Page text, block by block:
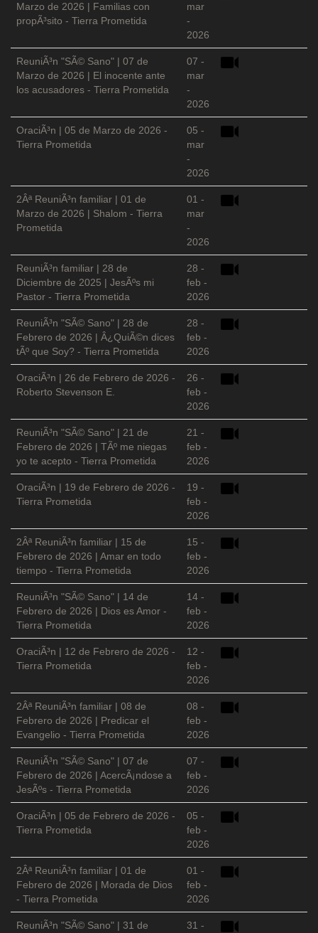
Marzo de 2026 | Familias con
propÃ³sito - Tierra Prometida
mar
-
2026
ReuniÃ³n "SÃ© Sano" | 07 de
Marzo de 2026 | El inocente ante
los acusadores - Tierra Prometida
07 -
mar
-
2026
OraciÃ³n | 05 de Marzo de 2026 -
Tierra Prometida
05 -
mar
-
2026
2Âª ReuniÃ³n familiar | 01 de
Marzo de 2026 | Shalom - Tierra
Prometida
01 -
mar
-
2026
ReuniÃ³n familiar | 28 de
Diciembre de 2025 | JesÃºs mi
Pastor - Tierra Prometida
28 -
feb -
2026
ReuniÃ³n "SÃ© Sano" | 28 de
Febrero de 2026 | Â¿QuiÃ©n dices
tÃº que Soy? - Tierra Prometida
28 -
feb -
2026
OraciÃ³n | 26 de Febrero de 2026 -
Roberto Stevenson E.
26 -
feb -
2026
ReuniÃ³n "SÃ© Sano" | 21 de
Febrero de 2026 | TÃº me niegas
yo te acepto - Tierra Prometida
21 -
feb -
2026
OraciÃ³n | 19 de Febrero de 2026 -
Tierra Prometida
19 -
feb -
2026
2Âª ReuniÃ³n familiar | 15 de
Febrero de 2026 | Amar en todo
tiempo - Tierra Prometida
15 -
feb -
2026
ReuniÃ³n "SÃ© Sano" | 14 de
Febrero de 2026 | Dios es Amor -
Tierra Prometida
14 -
feb -
2026
OraciÃ³n | 12 de Febrero de 2026 -
Tierra Prometida
12 -
feb -
2026
2Âª ReuniÃ³n familiar | 08 de
Febrero de 2026 | Predicar el
Evangelio - Tierra Prometida
08 -
feb -
2026
ReuniÃ³n "SÃ© Sano" | 07 de
Febrero de 2026 | AcercÃ¡ndose a
JesÃºs - Tierra Prometida
07 -
feb -
2026
OraciÃ³n | 05 de Febrero de 2026 -
Tierra Prometida
05 -
feb -
2026
2Âª ReuniÃ³n familiar | 01 de
Febrero de 2026 | Morada de Dios
- Tierra Prometida
01 -
feb -
2026
ReuniÃ³n "SÃ© Sano" | 31 de
31 -